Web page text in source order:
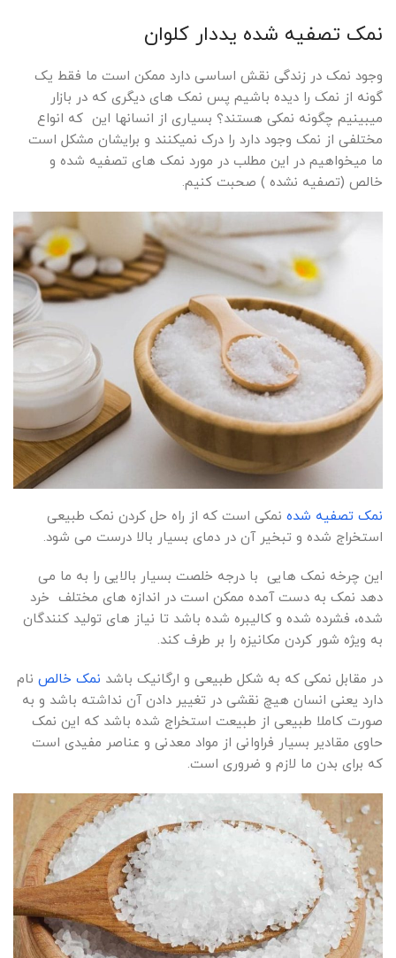
نمک تصفیه شده یددار کلوان
وجود نمک در زندگی نقش اساسی دارد ممکن است ما فقط یک
گونه از نمک را دیده باشیم پس نمک های دیگری که در بازار
میبینیم چگونه نمکی هستند؟ بسیاری از انسانها این که انواع
مختلفی از نمک وجود دارد را درک نمیکنند و برایشان مشکل است
ما میخواهیم در این مطلب در مورد نمک های تصفیه شده و
خالص (تصفیه نشده ) صحبت کنیم.
نمک تصفیه شده نمکی است که از راه حل کردن نمک طبیعی
استخراج شده و تبخیر آن در دمای بسیار بالا درست می شود.
این چرخه نمک هایی با درجه خلصت بسیار بالایی را به ما می
دهد نمک به دست آمده ممکن است در اندازه های مختلف خرد
شده، فشرده شده و کالیبره شده باشد تا نیاز های تولید کنندگان
به ویژه شور کردن مکانیزه را بر طرف کند.
در مقابل نمکی که به شکل طبیعی و ارگانیک باشد نمک خالص نام
دارد یعنی انسان هیچ نقشی در تغییر دادن آن نداشته باشد و به
صورت کاملا طبیعی از طبیعت استخراج شده باشد که این نمک
حاوی مقادیر بسیار فراوانی از مواد معدنی و عناصر مفیدی است
که برای بدن ما لازم و ضروری است.